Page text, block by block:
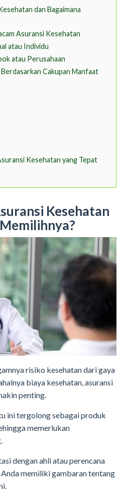
dan Bagaimana
Asuransi Kesehatan
atau Individu
atau Perusahaan
Cakupan Manfaat
Kesehatan yang Tepat
Kesehatan
risiko kesehatan dari gaya
biaya kesehatan, asuransi
penting.
ini tergolong sebagai produk
memerlukan
dengan ahli atau perencana
Anda memiliki gambaran tentang